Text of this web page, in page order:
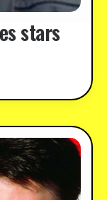
stars